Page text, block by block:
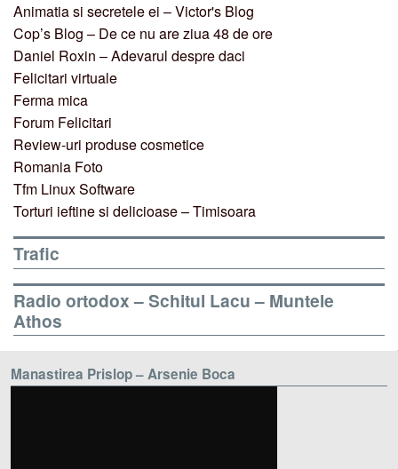
Animatia si secretele ei – Victor's Blog
Cop’s Blog – De ce nu are ziua 48 de ore
Daniel Roxin – Adevarul despre daci
Felicitari virtuale
Ferma mica
Forum Felicitari
Review-uri produse cosmetice
Romania Foto
Tfm Linux Software
Torturi ieftine si delicioase – Timisoara
Trafic
Radio ortodox – Schitul Lacu – Muntele
Athos
Manastirea Prislop – Arsenie Boca